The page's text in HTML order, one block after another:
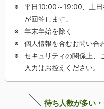
平日10:00～19:00、土
が回答します。
年末年始を除く
個人情報を含むお問い合
セキュリティの関係上、
入力はお控えください。
待ち人数が多い